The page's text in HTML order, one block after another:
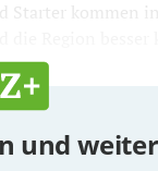
kommen in
und